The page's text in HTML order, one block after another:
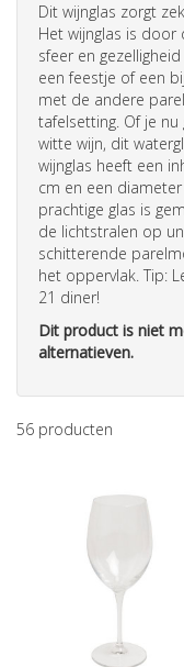
Dit wijnglas zorgt
Het wijnglas is
sfeer en
een feestje of een
met de andere
tafelsetting. Of je
witte wijn, dit
wijnglas heeft een
cm en een
prachtige glas is
de lichtstralen op
schitterende
het oppervlak. Tip:
21 diner!
Dit product is niet
alternatieven.
56 producten